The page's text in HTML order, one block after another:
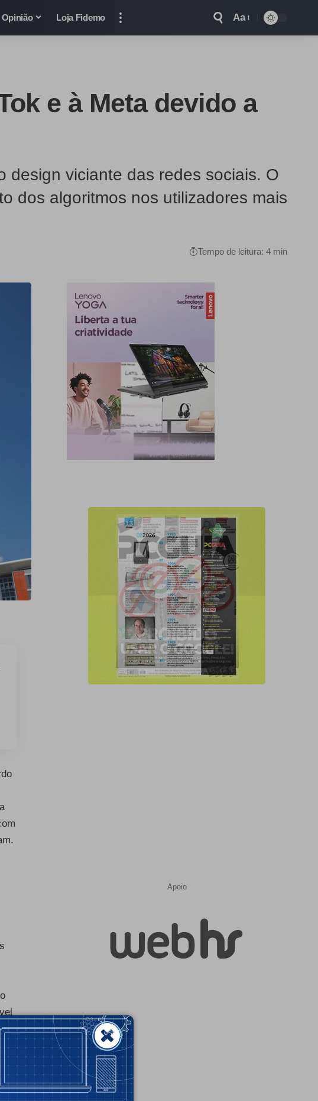
Opinião Loja Fidemo Aa
e à Meta devido a
design viciante das redes sociais. O
dos algoritmos nos utilizadores mais
Tempo de leitura: 4 min
Apoio